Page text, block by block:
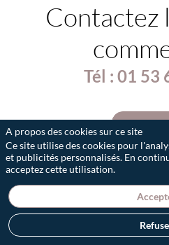
Contactez
Tél : 01 53
A propos des cookies sur ce site
Ce site utilise des cookies pour
et publicités personnalisés. En
acceptez cette utilisation.